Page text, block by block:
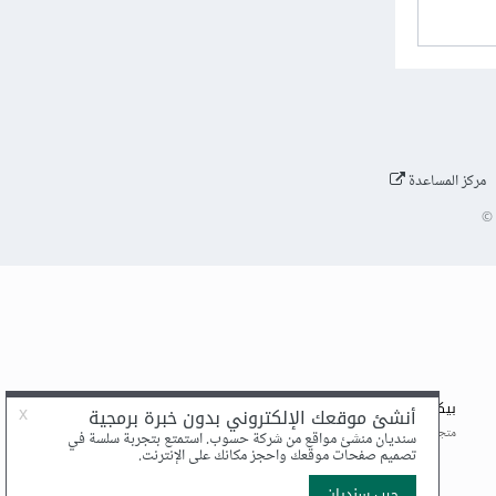
مركز المساعدة
©